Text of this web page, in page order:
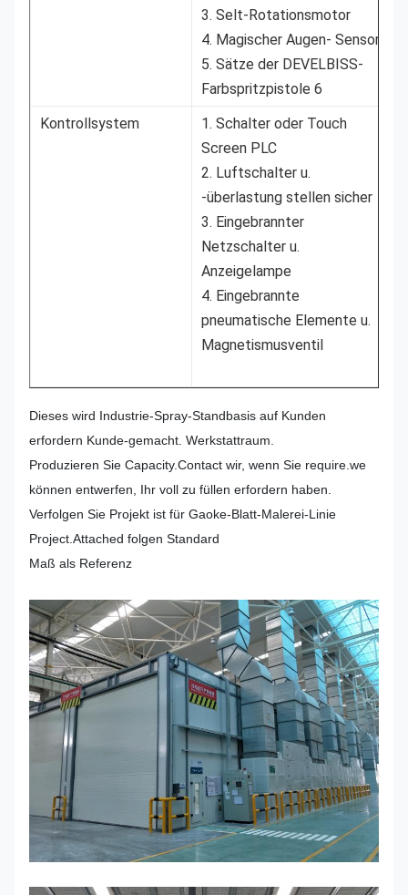
3. Selt-Rotationsmotor
4. Magischer Augen- Sensor
5. Sätze der DEVELBISS-
Farbspritzpistole 6
Kontrollsystem
1. Schalter oder Touch
Screen PLC
2. Luftschalter u.
-überlastung stellen sicher
3. Eingebrannter
Netzschalter u.
Anzeigelampe
4. Eingebrannte
pneumatische Elemente u.
Magnetismusventil
Dieses wird Industrie-Spray-Standbasis auf Kunden
erfordern Kunde-gemacht. Werkstattraum.
Produzieren Sie Capacity.Contact wir, wenn Sie require.we
können entwerfen, Ihr voll zu füllen erfordern haben.
Verfolgen Sie Projekt ist für Gaoke-Blatt-Malerei-Linie
Project.Attached folgen Standard
Maß als Referenz